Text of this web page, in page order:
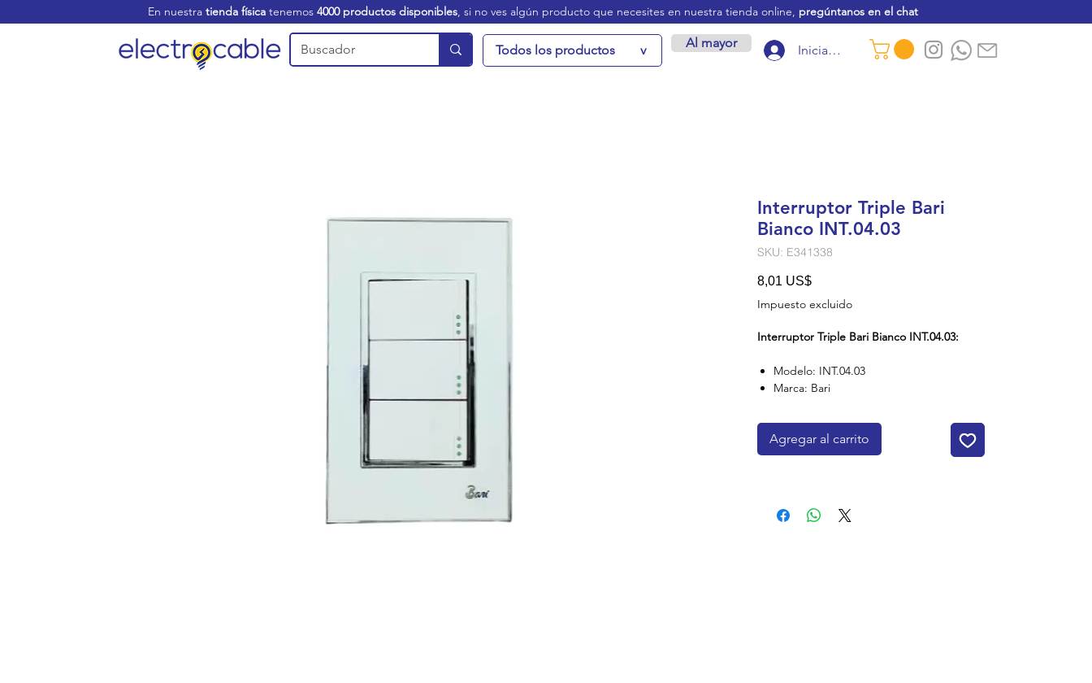
En nuestra tienda física tenemos 4000 productos disponibles, si no ves algún producto que necesites en nuestra tienda online, pregúntanos en el chat
Todos los productos v Al mayor Iniciar sesión
Interruptor Triple Bari
Bianco INT.04.03
SKU: E341338
8,01 US$Precio
Impuesto excluido
Interruptor Triple Bari Bianco INT.04.03:
Modelo: INT.04.03
Marca: Bari
Agregar al carrito